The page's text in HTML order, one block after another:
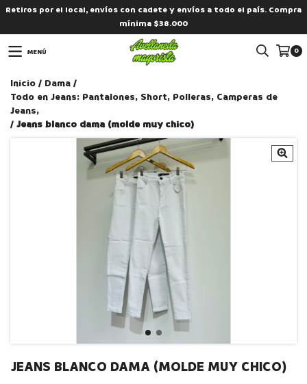
Retiros por el local, envíos con cadete y envíos a todo el país. Compra
mínima $38.000
MENÚ 0
Inicio / Dama /
Todo en Jeans: Pantalones, Short, Polleras, Camperas de
Jeans,
/ Jeans blanco dama (molde muy chico)
JEANS BLANCO DAMA (MOLDE MUY CHICO)